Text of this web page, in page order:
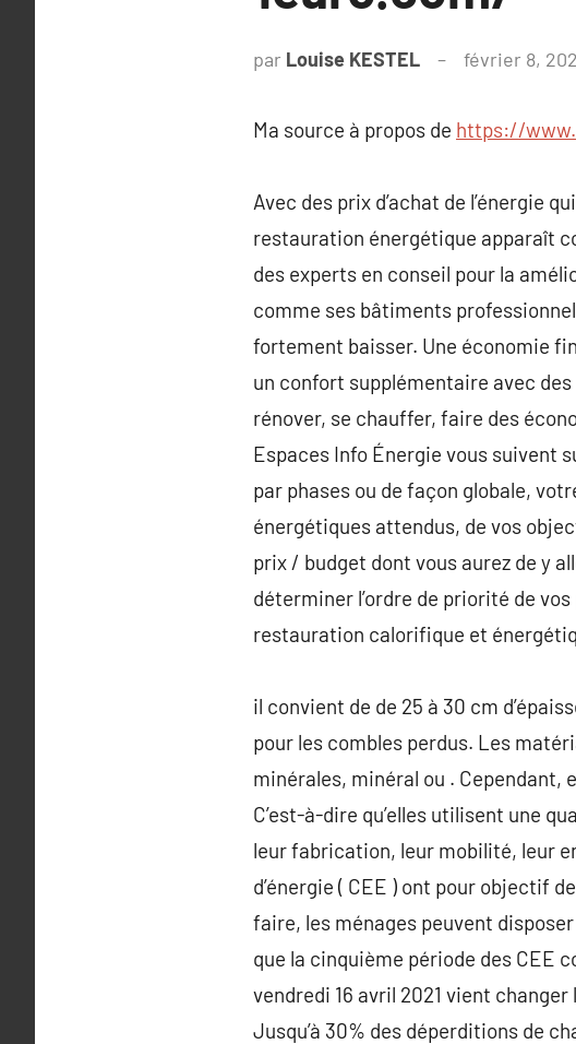
par Louise KESTEL février 8,
Ma source à propos de https://
Avec des prix d’achat de l’énergie
restauration énergétique apparaît
des experts en conseil pour la
comme ses bâtiments
fortement baisser. Une économie
un confort supplémentaire avec
rénover, se chauffer, faire des
Espaces Info Énergie vous suivent
par phases ou de façon globale,
énergétiques attendus, de vos
prix / budget dont vous aurez de y
déterminer l’ordre de priorité de
restauration calorifique et
il convient de de 25 à 30 cm
pour les combles perdus. Les
minérales, minéral ou . Cependant,
C’est-à-dire qu’elles utilisent une
leur fabrication, leur mobilité, leur
d’énergie ( CEE ) ont pour objectif
faire, les ménages peuvent
que la cinquième période des CEE
vendredi 16 avril 2021 vient
Jusqu’à 30% des déperditions de